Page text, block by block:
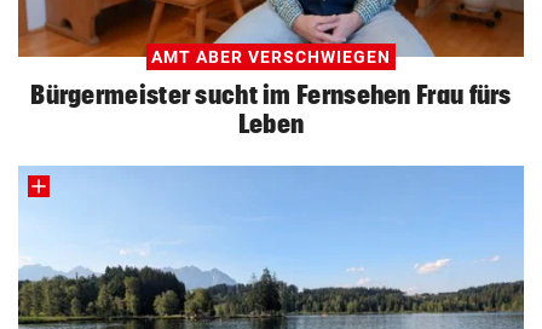
AMT ABER VERSCHWIEGEN
Bürgermeister sucht im Fernsehen Frau fürs
Leben